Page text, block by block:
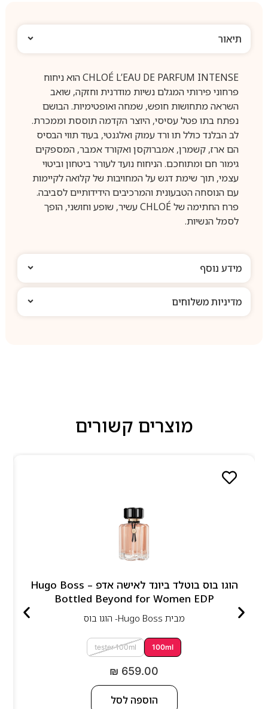
תיאור
‏CHLOÉ L’EAU DE PARFUM INTENSE הוא ניחוח
פרחוני פירותי המגלם נשיות מודרנית וחזקה, שואב
השראה מתחושות חופש, שמחה ואופטימיות. הבושם
נפתח בתו פטל עסיסי, היוצר הקדמה תוססת וממכרת.
לב הבלנד כולל תו ורד עמוק ואלגנטי, בעוד תווי הבסיס
הם ארז, קשמרן, אמברוקסן ואקורד אמבר, המספקים
גימור חם ומתוחכם. הניחוח נועד לעורר ביטחון וביטוי
עצמי, תוך שימת דגש על המחויבות של קלואה לקיימות
עם הנוסחה הטבעונית והמרכיבים הידידותיים לסביבה.
פרח החתימה של CHLOÉ עשיר, שופע וחושני, הופך
לסמל הנשיות.
מידע נוסף
מדיניות משלוחים
מוצרים קשורים
הוגו בוס בוטלד ביונד לאישה אדפ – Hugo Boss
Bottled Beyond for Women EDP
מבית Hugo Boss- הוגו בוס
100ml
tester 100ml
₪ 659.00
הוספה לסל